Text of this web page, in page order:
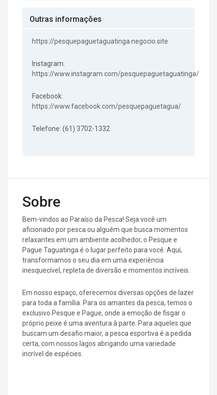
Outras informações
https://pesquepaguetaguatinga.negocio.site
Instagram:
https://www.instagram.com/pesquepaguetaguatinga/
Facebook:
https://www.facebook.com/pesquepaguetagua/
Telefone: (61) 3702-1332
Sobre
Bem-vindos ao Paraíso da Pesca! Seja você um
aficionado por pesca ou alguém que busca momentos
relaxantes em um ambiente acolhedor, o Pesque e
Pague Taguatinga é o lugar perfeito para você. Aqui,
transformamos o seu dia em uma experiência
inesquecível, repleta de diversão e momentos incríveis.
Em nosso espaço, oferecemos diversas opções de lazer
para toda a família. Para os amantes da pesca, temos o
exclusivo Pesque e Pague, onde a emoção de fisgar o
próprio peixe é uma aventura à parte. Para aqueles que
buscam um desafio maior, a pesca esportiva é a pedida
certa, com nossos lagos abrigando uma variedade
incrível de espécies.